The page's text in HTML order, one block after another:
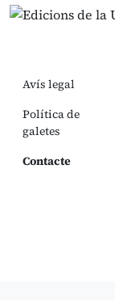
Avís legal
Política de
galetes
Contacte